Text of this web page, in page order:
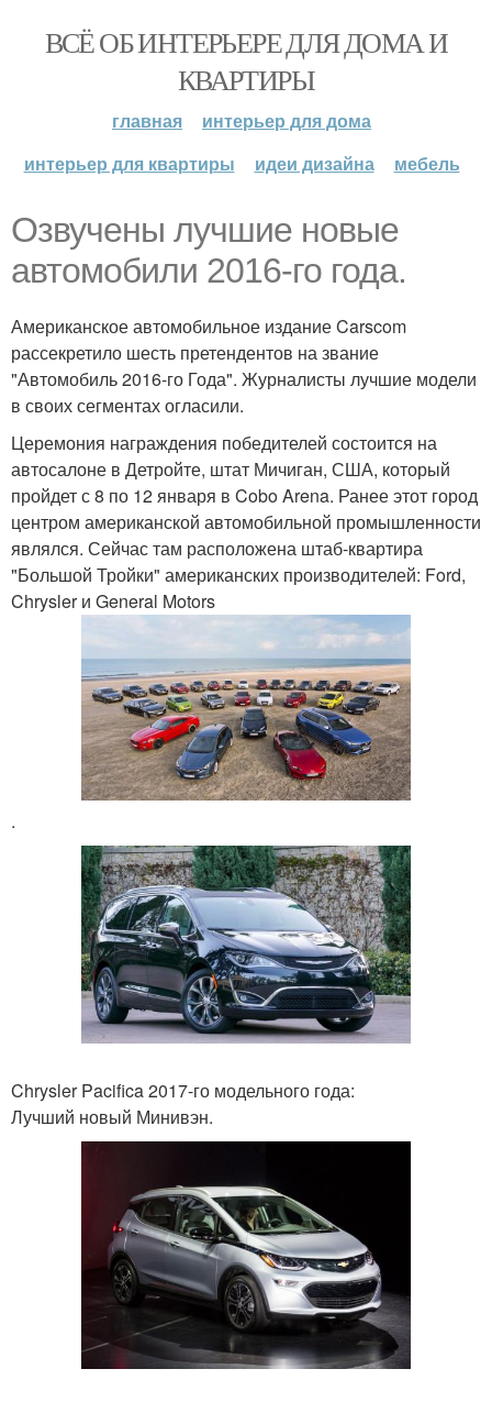
ВСЁ ОБ ИНТЕРЬЕРЕ ДЛЯ ДОМА И
КВАРТИРЫ
главная
интерьер для дома
интерьер для квартиры
идеи дизайна мебель
Озвучены лучшие новые
автомобили 2016-го года.
Американское автомобильное издание Carscom
рассекретило шесть претендентов на звание
"Автомобиль 2016-го Года". Журналисты лучшие модели
в своих сегментах огласили.
Церемония награждения победителей состоится на
автосалоне в Детройте, штат Мичиган, США, который
пройдет с 8 по 12 января в Cobo Arena. Ранее этот город
центром американской автомобильной промышленности
являлся. Сейчас там расположена штаб-квартира
"Большой Тройки" американских производителей: Ford,
Chrysler и General Motors
.
Chrysler Pacifica 2017-го модельного года:
Лучший новый Минивэн.